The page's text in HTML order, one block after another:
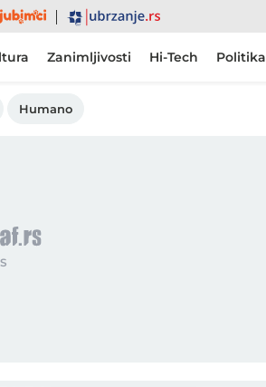
Ubrzanje
Zanimljivosti Hi-Tech Politika
Humano